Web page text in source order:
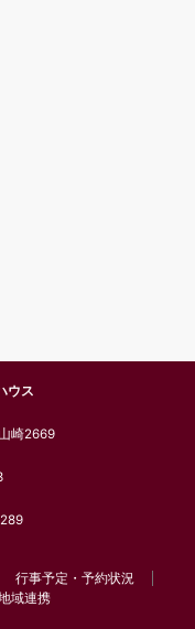
ウス
崎2669
行事予定・予約状況
域連携